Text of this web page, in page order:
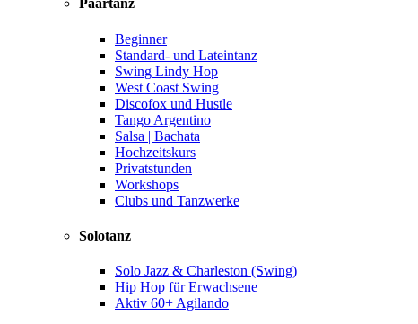
Paartanz
Beginner
Standard- und Lateintanz
Swing Lindy Hop
West Coast Swing
Discofox und Hustle
Tango Argentino
Salsa | Bachata
Hochzeitskurs
Privatstunden
Workshops
Clubs und Tanzwerke
Solotanz
Solo Jazz & Charleston (Swing)
Hip Hop für Erwachsene
Aktiv 60+ Agilando